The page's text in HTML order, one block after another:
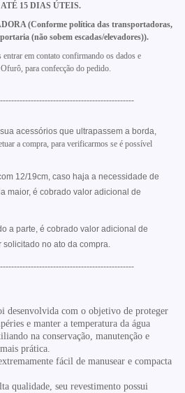
15 DIAS ÚTEIS.
(Conforme política das transportadoras,
(não sobem escadas/elevadores)).
em contato confirmando os dados e
para confecção do pedido.
acessórios que ultrapassem a borda,
a compra, para verificarmos se é possível
12/19cm, caso haja a necessidade de
maior, é cobrado valor adicional de
a parte, é cobrado valor adicional de
no ato da compra.
desenvolvida com o objetivo de proteger
e manter a temperatura da água
na conservação, manutenção e
mais prática.
fácil de manusear e compacta
qualidade, seu revestimento possui